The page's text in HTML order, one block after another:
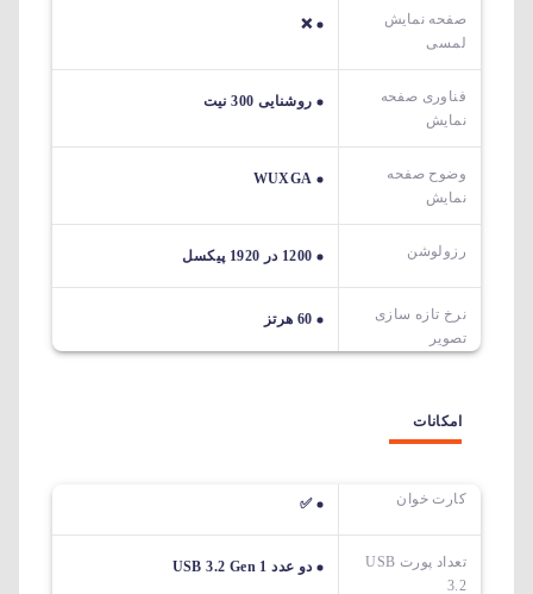
صفحه نمایش
لمسی
❌
فناوری صفحه
نمایش
روشنایی 300 نیت
وضوح صفحه
نمایش
WUXGA
رزولوشن 1200 در 1920 پیکسل
نرخ تازه سازی
تصویر
60 هرتز
امکانات
کارت خوان ✅
تعداد پورت USB
3.2
دو عدد USB 3.2 Gen 1